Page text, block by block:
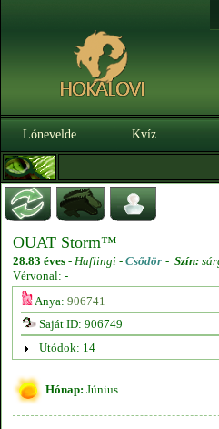
Lónevelde Kvíz
OUAT Storm™
28.83 éves - Haflingi - Csődör - Szín:
Vérvonal: -
Anya: 906741
Saját ID: 906749
Utódok: 14
Hónap: Június